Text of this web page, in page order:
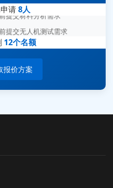
请8人
交材料分析需求
机器人测试需求
12个名额
报价方案